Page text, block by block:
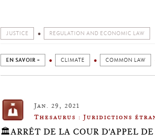
JUSTICE REGULATION AND ECONOMIC LAW
EN SAVOIR + CLIMATE COMMON LAW
Jan. 29, 2021
Thesaurus : Juridictions
🏛️ARRÊT DE LA COUR D'APPEL